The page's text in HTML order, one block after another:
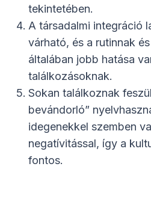
tekintetében.
A társadalmi integráció
várható, és a rutinnak
általában jobb hatása
találkozásoknak.
Sokan találkoznak
bevándorló”
idegenekkel szemben
negatívitással, így a
fontos.